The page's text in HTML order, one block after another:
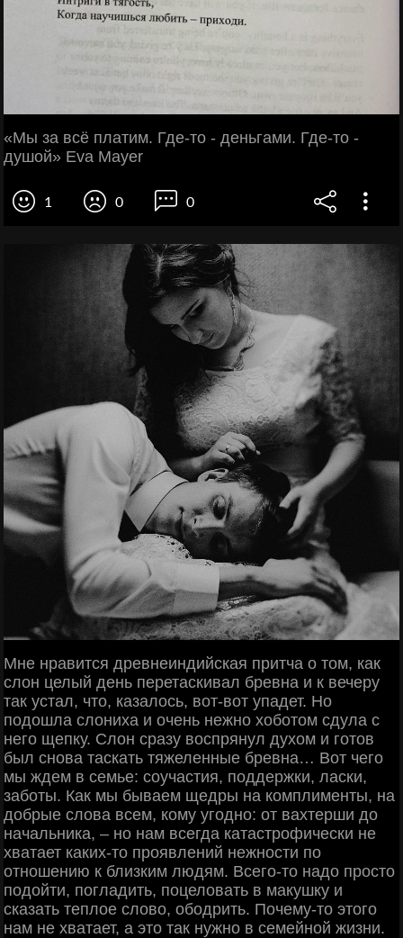
«Мы зa вcё плaтим. Где-то - дeньгами. Гдe-то -
душой» Eva Mayer
1 0 0
Мне нравится древнеиндийская притча о том, как
слон целый день перетаскивал бревна и к вечеру
так устал, что, казалось, вот-вот упадет. Но
подошла слониха и очень нежно хоботом сдула с
него щепку. Слон сразу воспрянул духом и готов
был снова таскать тяжеленные бревна… Вот чего
мы ждем в семье: соучастия, поддержки, ласки,
заботы. Как мы бываем щедры на комплименты, на
добрые слова всем, кому угодно: от вахтерши до
начальника, – но нам всегда катастрофически не
хватает каких-то проявлений нежности по
отношению к близким людям. Всего-то надо просто
подойти, погладить, поцеловать в макушку и
сказать теплое слово, ободрить. Почему-то этого
нам не хватает, а это так нужно в семейной жизни.